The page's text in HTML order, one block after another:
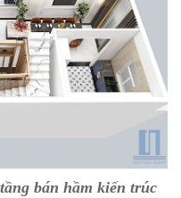
bán hầm kiến trúc